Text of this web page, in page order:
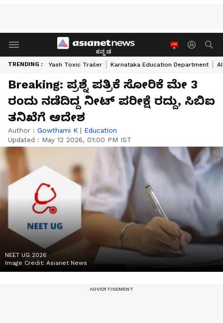
ಕನ್ನಡ
TRENDING : Yash Toxic Trailer Karnataka Education Department
Breaking: ಪ್ರಶ್ನೆ ಪತ್ರಿಕೆ ಸೋರಿಕೆ ಮೇ 3
ರಂದು ನಡೆದಿದ್ದ ನೀಟ್ ಪರೀಕ್ಷೆ ರದ್ದು, ಸಿಬಿಐ
ತನಿಖೆಗೆ ಆದೇಶ
Author : Gowthami K | Education
Updated : May 12 2026, 01:00 PM IST
NEET UG 2026
Image Credit: Asianet News